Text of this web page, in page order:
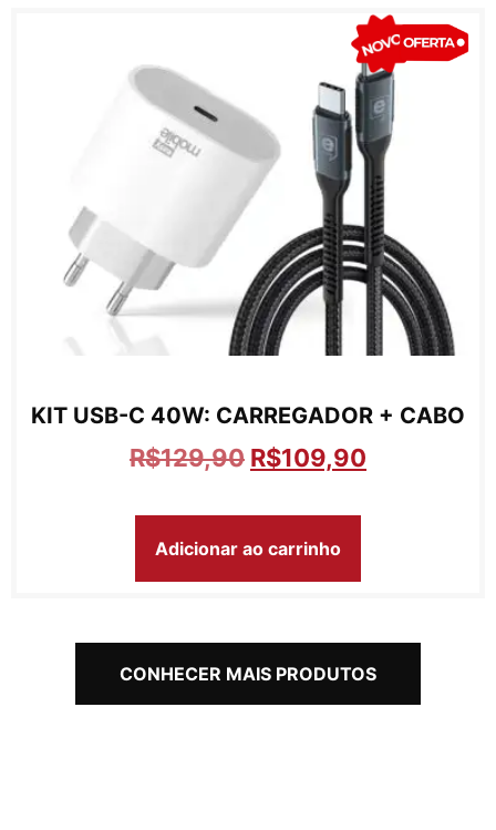
KIT USB-C 40W: CARREGADOR + CABO
R$129,90 R$109,90
Adicionar ao carrinho
CONHECER MAIS PRODUTOS